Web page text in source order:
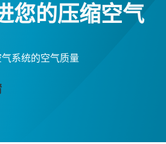
您的压缩空气
系统的空气质量